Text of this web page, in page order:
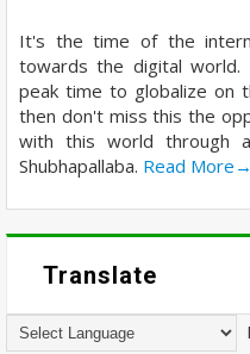
It's the time of the
towards the digital
peak time to globalize on
then don't miss this the
with this world through
Shubhapallaba. Read More→
Translate